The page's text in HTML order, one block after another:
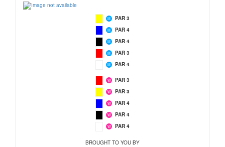
M PAR 4
M PAR 4
M PAR 4
M PAR 3
M PAR 3
W PAR 4
W PAR 4
W PAR 4
W PAR 3
W PAR 3
BROUGHT TO YOU BY